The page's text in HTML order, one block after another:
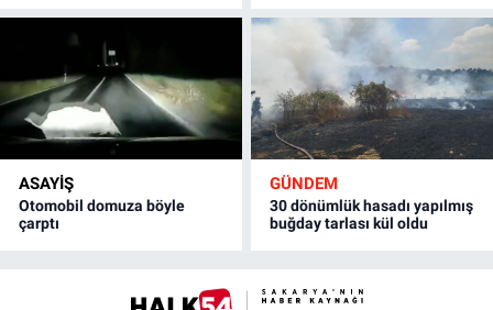
ASAYİŞ
Otomobil domuza böyle
çarptı
GÜNDEM
30 dönümlük hasadı yapılmış
buğday tarlası kül oldu